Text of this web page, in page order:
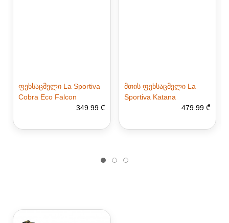
ფეხსაცმელი La Sportiva
Cobra Eco Falcon
349.99 ₾
მთის ფეხსაცმელი La
Sportiva Katana
479.99 ₾